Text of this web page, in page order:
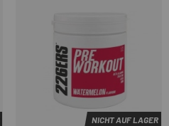
NICHT AUF LAGER